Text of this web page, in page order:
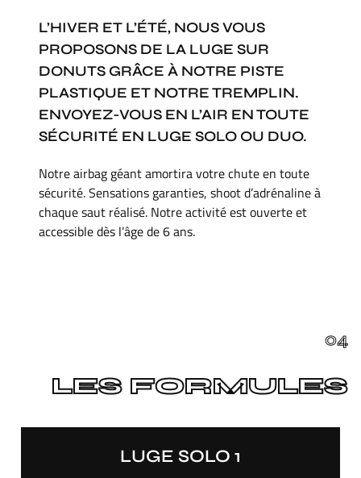
L’HIVER ET L’ÉTÉ, NOUS VOUS
PROPOSONS DE LA LUGE SUR
DONUTS GRÂCE À NOTRE PISTE
PLASTIQUE ET NOTRE TREMPLIN.
ENVOYEZ-VOUS EN L’AIR EN TOUTE
SÉCURITÉ EN LUGE SOLO OU DUO.
Notre airbag géant amortira votre chute en toute
sécurité. Sensations garanties, shoot d’adrénaline à
chaque saut réalisé. Notre activité est ouverte et
accessible dès l’âge de 6 ans.
04
LES FORMULES
LUGE SOLO 1